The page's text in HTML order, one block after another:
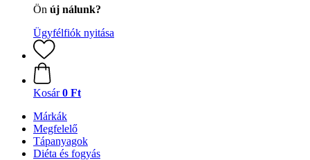
Ön új nálunk?
Ügyfélfiók nyitása
Kosár 0 Ft
Márkák
Megfelelő
Tápanyagok
Diéta és fogyás